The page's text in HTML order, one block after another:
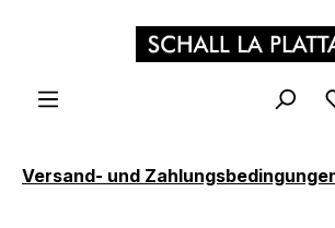
Zum Hauptinhalt springen
Versand- und